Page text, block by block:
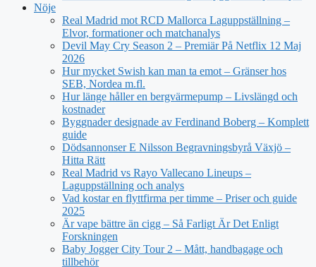
Nöje
Real Madrid mot RCD Mallorca Laguppställning –
Elvor, formationer och matchanalys
Devil May Cry Season 2 – Premiär På Netflix 12 Maj
2026
Hur mycket Swish kan man ta emot – Gränser hos
SEB, Nordea m.fl.
Hur länge håller en bergvärmepump – Livslängd och
kostnader
Byggnader designade av Ferdinand Boberg – Komplett
guide
Dödsannonser E Nilsson Begravningsbyrå Växjö –
Hitta Rätt
Real Madrid vs Rayo Vallecano Lineups –
Laguppställning och analys
Vad kostar en flyttfirma per timme – Priser och guide
2025
Är vape bättre än cigg – Så Farligt Är Det Enligt
Forskningen
Baby Jogger City Tour 2 – Mått, handbagage och
tillbehör